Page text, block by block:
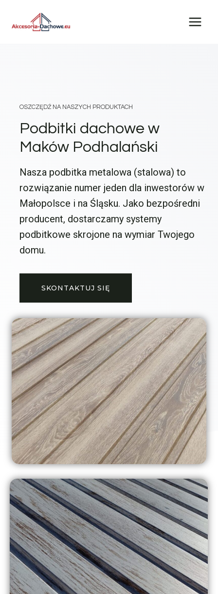
OSZCZĘDŹ NA NASZYCH PRODUKTACH
Podbitki dachowe w
Maków Podhalański
Nasza podbitka metalowa (stalowa) to
rozwiązanie numer jeden dla inwestorów w
Małopolsce i na Śląsku. Jako bezpośredni
producent, dostarczamy systemy
podbitkowe skrojone na wymiar Twojego
domu.
SKONTAKTUJ SIĘ